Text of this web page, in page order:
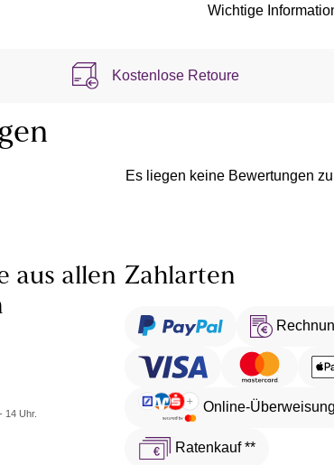
Wichtige
Kostenlose Retoure
Es liegen keine Bewertungen
aus allen
14 Uhr.
Zahlarten
Online-Überweisung
Ratenkauf **